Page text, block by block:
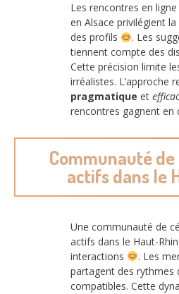
Les rencontres en
en Alsace privilégient
des profils
. Les
tiennent compte des
Cette précision limite
irréalistes. L’approche
pragmatique et
rencontres gagnent en
Communauté
actifs dans le
Une communauté de
actifs dans le Haut-
interactions
. Les
partagent des rythmes
compatibles. Cette